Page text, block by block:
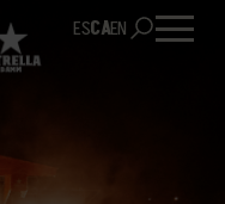
ESCAEN